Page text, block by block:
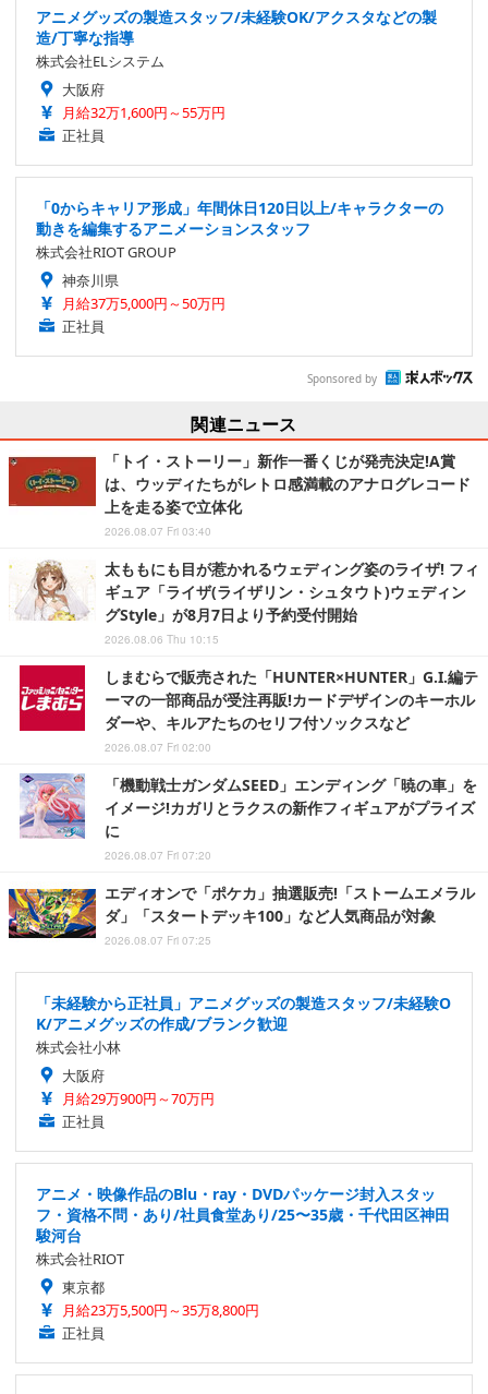
アニメグッズの製造スタッフ/未経験OK/アクスタなどの製
造/丁寧な指導
株式会社ELシステム
大阪府
月給32万1,600円～55万円
正社員
「0からキャリア形成」年間休日120日以上/キャラクターの
動きを編集するアニメーションスタッフ
株式会社RIOT GROUP
神奈川県
月給37万5,000円～50万円
正社員
Sponsored by
関連ニュース
「トイ・ストーリー」新作一番くじが発売決定!A賞
は、ウッディたちがレトロ感満載のアナログレコード
上を走る姿で立体化
2026.08.07 Fri 03:40
太ももにも目が惹かれるウェディング姿のライザ! フィ
ギュア「ライザ(ライザリン・シュタウト)ウェディン
グStyle」が8月7日より予約受付開始
2026.08.06 Thu 10:15
しまむらで販売された「HUNTER×HUNTER」G.I.編テ
ーマの一部商品が受注再販!カードデザインのキーホル
ダーや、キルアたちのセリフ付ソックスなど
2026.08.07 Fri 02:00
「機動戦士ガンダムSEED」エンディング「暁の車」を
イメージ!カガリとラクスの新作フィギュアがプライズ
に
2026.08.07 Fri 07:20
エディオンで「ポケカ」抽選販売!「ストームエメラル
ダ」「スタートデッキ100」など人気商品が対象
2026.08.07 Fri 07:25
「未経験から正社員」アニメグッズの製造スタッフ/未経験O
K/アニメグッズの作成/ブランク歓迎
株式会社小林
大阪府
月給29万900円～70万円
正社員
アニメ・映像作品のBlu・ray・DVDパッケージ封入スタッ
フ・資格不問・あり/社員食堂あり/25〜35歳・千代田区神田
駿河台
株式会社RIOT
東京都
月給23万5,500円～35万8,800円
正社員